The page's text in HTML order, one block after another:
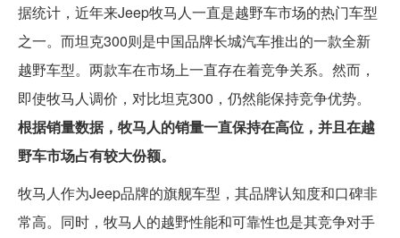
据统计，近年来Jeep牧马人一直是越野车市场的热门车型
之一。而坦克300则是中国品牌长城汽车推出的一款全新
越野车型。两款车在市场上一直存在着竞争关系。然而，
即使牧马人调价，对比坦克300，仍然能保持竞争优势。
根据销量数据，牧马人的销量一直保持在高位，并且在越
野车市场占有较大份额。
牧马人作为Jeep品牌的旗舰车型，其品牌认知度和口碑非
常高。同时，牧马人的越野性能和可靠性也是其竞争对手